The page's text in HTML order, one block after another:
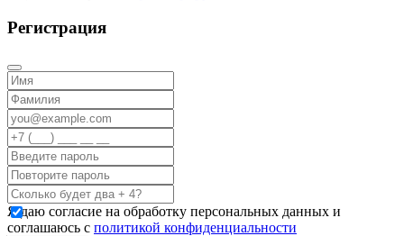
Регистрация
Я даю согласие на обработку персональных данных и
соглашаюсь с политикой конфиденциальности